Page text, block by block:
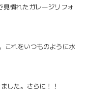
慣れたガレージリフォ
これをいつものように水
した。さらに！！